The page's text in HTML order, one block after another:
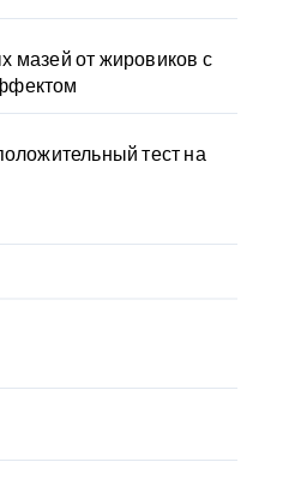
мазей от жировиков с
тест на